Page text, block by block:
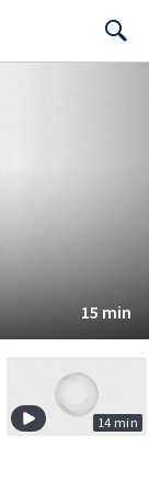
15 min
14 min